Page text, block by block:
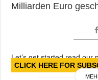
Milliarden Euro
Let’s get started read our
CLICK HERE FOR